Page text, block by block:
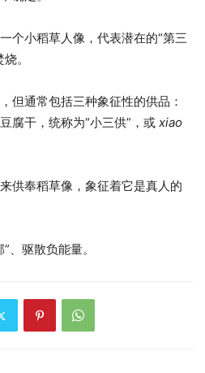
个小稻草人像，代表潜在的“第三
。
但通常包括三种象征性的供品：
腐干，统称为“小三供”，或 xiao
供奉稻草像，象征着它是真人的
、驱散负能量。